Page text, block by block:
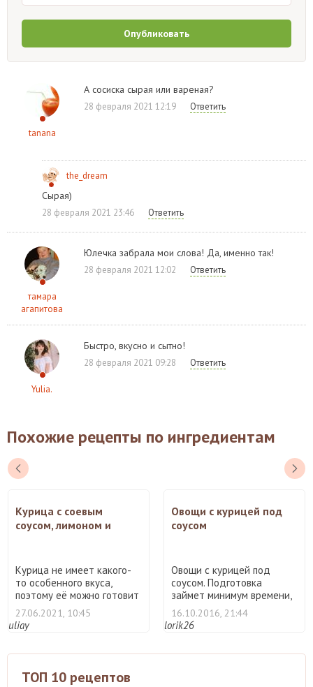
Опубликовать
tanana
А сосиска сырая или вареная?
28 февраля 2021 12:19 Ответить
the_dream
Сырая)
28 февраля 2021 23:46 Ответить
тамара
агапитова
Юлечка забрала мои слова! Да, именно так!
28 февраля 2021 12:02 Ответить
Yulia.
Быстро, вкусно и сытно!
28 февраля 2021 09:28 Ответить
Похожие рецепты по ингредиентам
Курица с соевым
соусом, лимоном и
Курица не имеет какого-
то особенного вкуса,
поэтому её можно готовит
...
27.06.2021, 10:45
uliay
Овощи с курицей под
соусом
Овощи с курицей под
соусом. Подготовка
займет минимум времени,
блюдо ...
16.10.2016, 21:44
lorik26
ТОП 10 рецептов